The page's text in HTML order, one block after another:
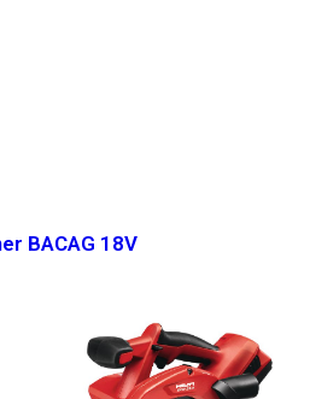
BACAG 18V